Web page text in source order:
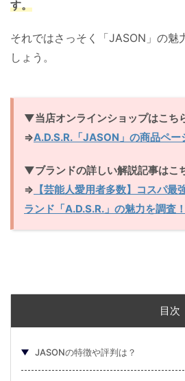
す。
それではさっそく「JASON」の魅
しょう。
▼当店オンラインショップはこち
⇒A.D.S.R.「JASON」の商品ペー
▼ブランドの詳しい解説記事はこ
⇒ 【芸能人愛用者多数】コスパ最
ランド「A.D.S.R.」の魅力を調査！
目次
JASONの特徴や評判は？